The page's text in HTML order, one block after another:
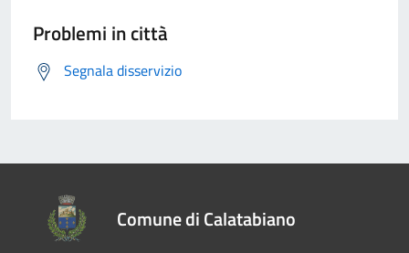
Problemi in città
Segnala disservizio
Comune di Calatabiano